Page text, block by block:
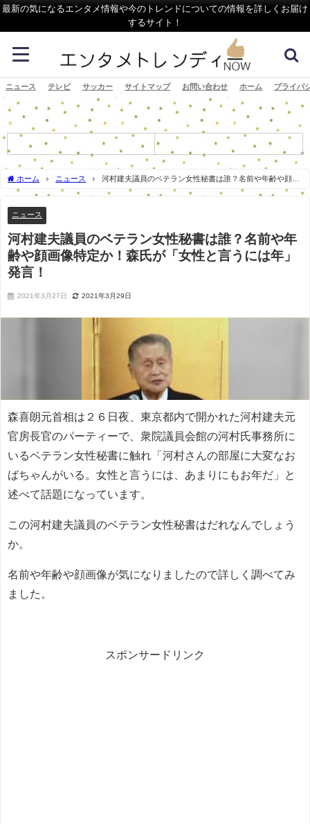
最新の気になるエンタメ情報や今のトレンドについての情報を詳しくお届け
するサイト！
ニュース テレビ サッカー サイトマップ お問い合わせ ホーム プライバ
ホーム ニュース
河村建夫議員のベテラン女性秘書は誰？名前や年齢や顔画
像特定か！森氏が「女性と言うには年」発言！
ニュース
河村建夫議員のベテラン女性秘書は誰？名前や年
齢や顔画像特定か！森氏が「女性と言うには年」
発言！
2021年3月27日 2021年3月29日
森喜朗元首相は２６日夜、東京都内で開かれた河村建夫元
官房長官のパーティーで、衆院議員会館の河村氏事務所に
いるベテラン女性秘書に触れ「河村さんの部屋に大変なお
ばちゃんがいる。女性と言うには、あまりにもお年だ」と
述べて話題になっています。
この河村建夫議員のベテラン女性秘書はだれなんでしょう
か。
名前や年齢や顔画像が気になりましたので詳しく調べてみ
ました。
スポンサードリンク